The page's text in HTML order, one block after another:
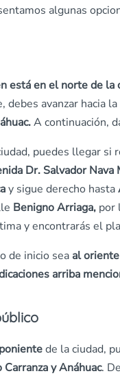
algunas
está en el norte de la
debes avanzar hacia la
A continuación,
puedes llegar si
Dr. Salvador Nava
y sigue derecho hasta
Benigno Arriaga, por
y encontrarás el
de inicio sea al
arriba
de la ciudad,
y Anáhuac.